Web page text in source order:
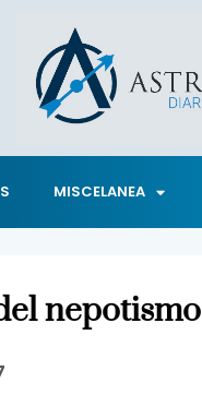
MISCELANEA
nepotismo